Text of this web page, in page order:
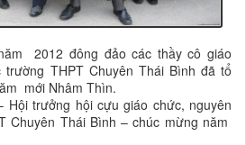
2012 đông đảo các thầy cô giáo
THPT Chuyên Thái Bình đã tổ
mới Nhâm Thìn.
Hội trưởng hội cựu giáo chức, nguyên
Chuyên Thái Bình – chúc mừng năm